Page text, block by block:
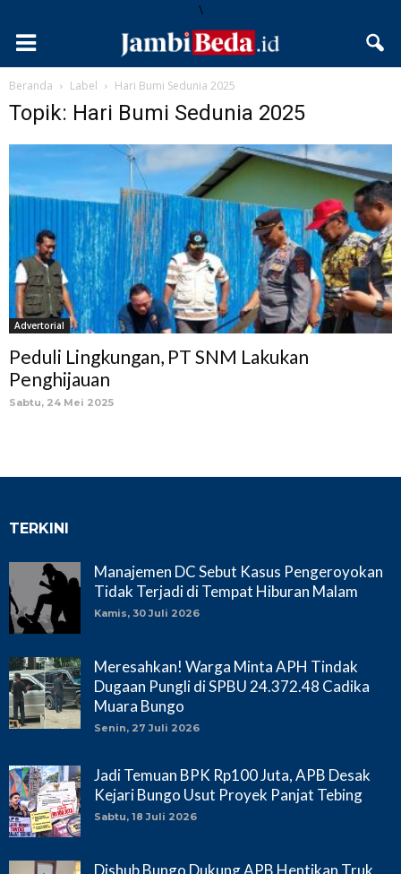
\
Beranda Label Hari Bumi Sedunia 2025
Topik: Hari Bumi Sedunia 2025
Advertorial
Peduli Lingkungan, PT SNM Lakukan
Penghijauan
Sabtu, 24 Mei 2025
TERKINI
Manajemen DC Sebut Kasus Pengeroyokan
Tidak Terjadi di Tempat Hiburan Malam
Kamis, 30 Juli 2026
Meresahkan! Warga Minta APH Tindak
Dugaan Pungli di SPBU 24.372.48 Cadika
Muara Bungo
Senin, 27 Juli 2026
Jadi Temuan BPK Rp100 Juta, APB Desak
Kejari Bungo Usut Proyek Panjat Tebing
Sabtu, 18 Juli 2026